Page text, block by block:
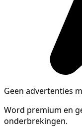
Geen advertenties
Word premium en
onderbrekingen.